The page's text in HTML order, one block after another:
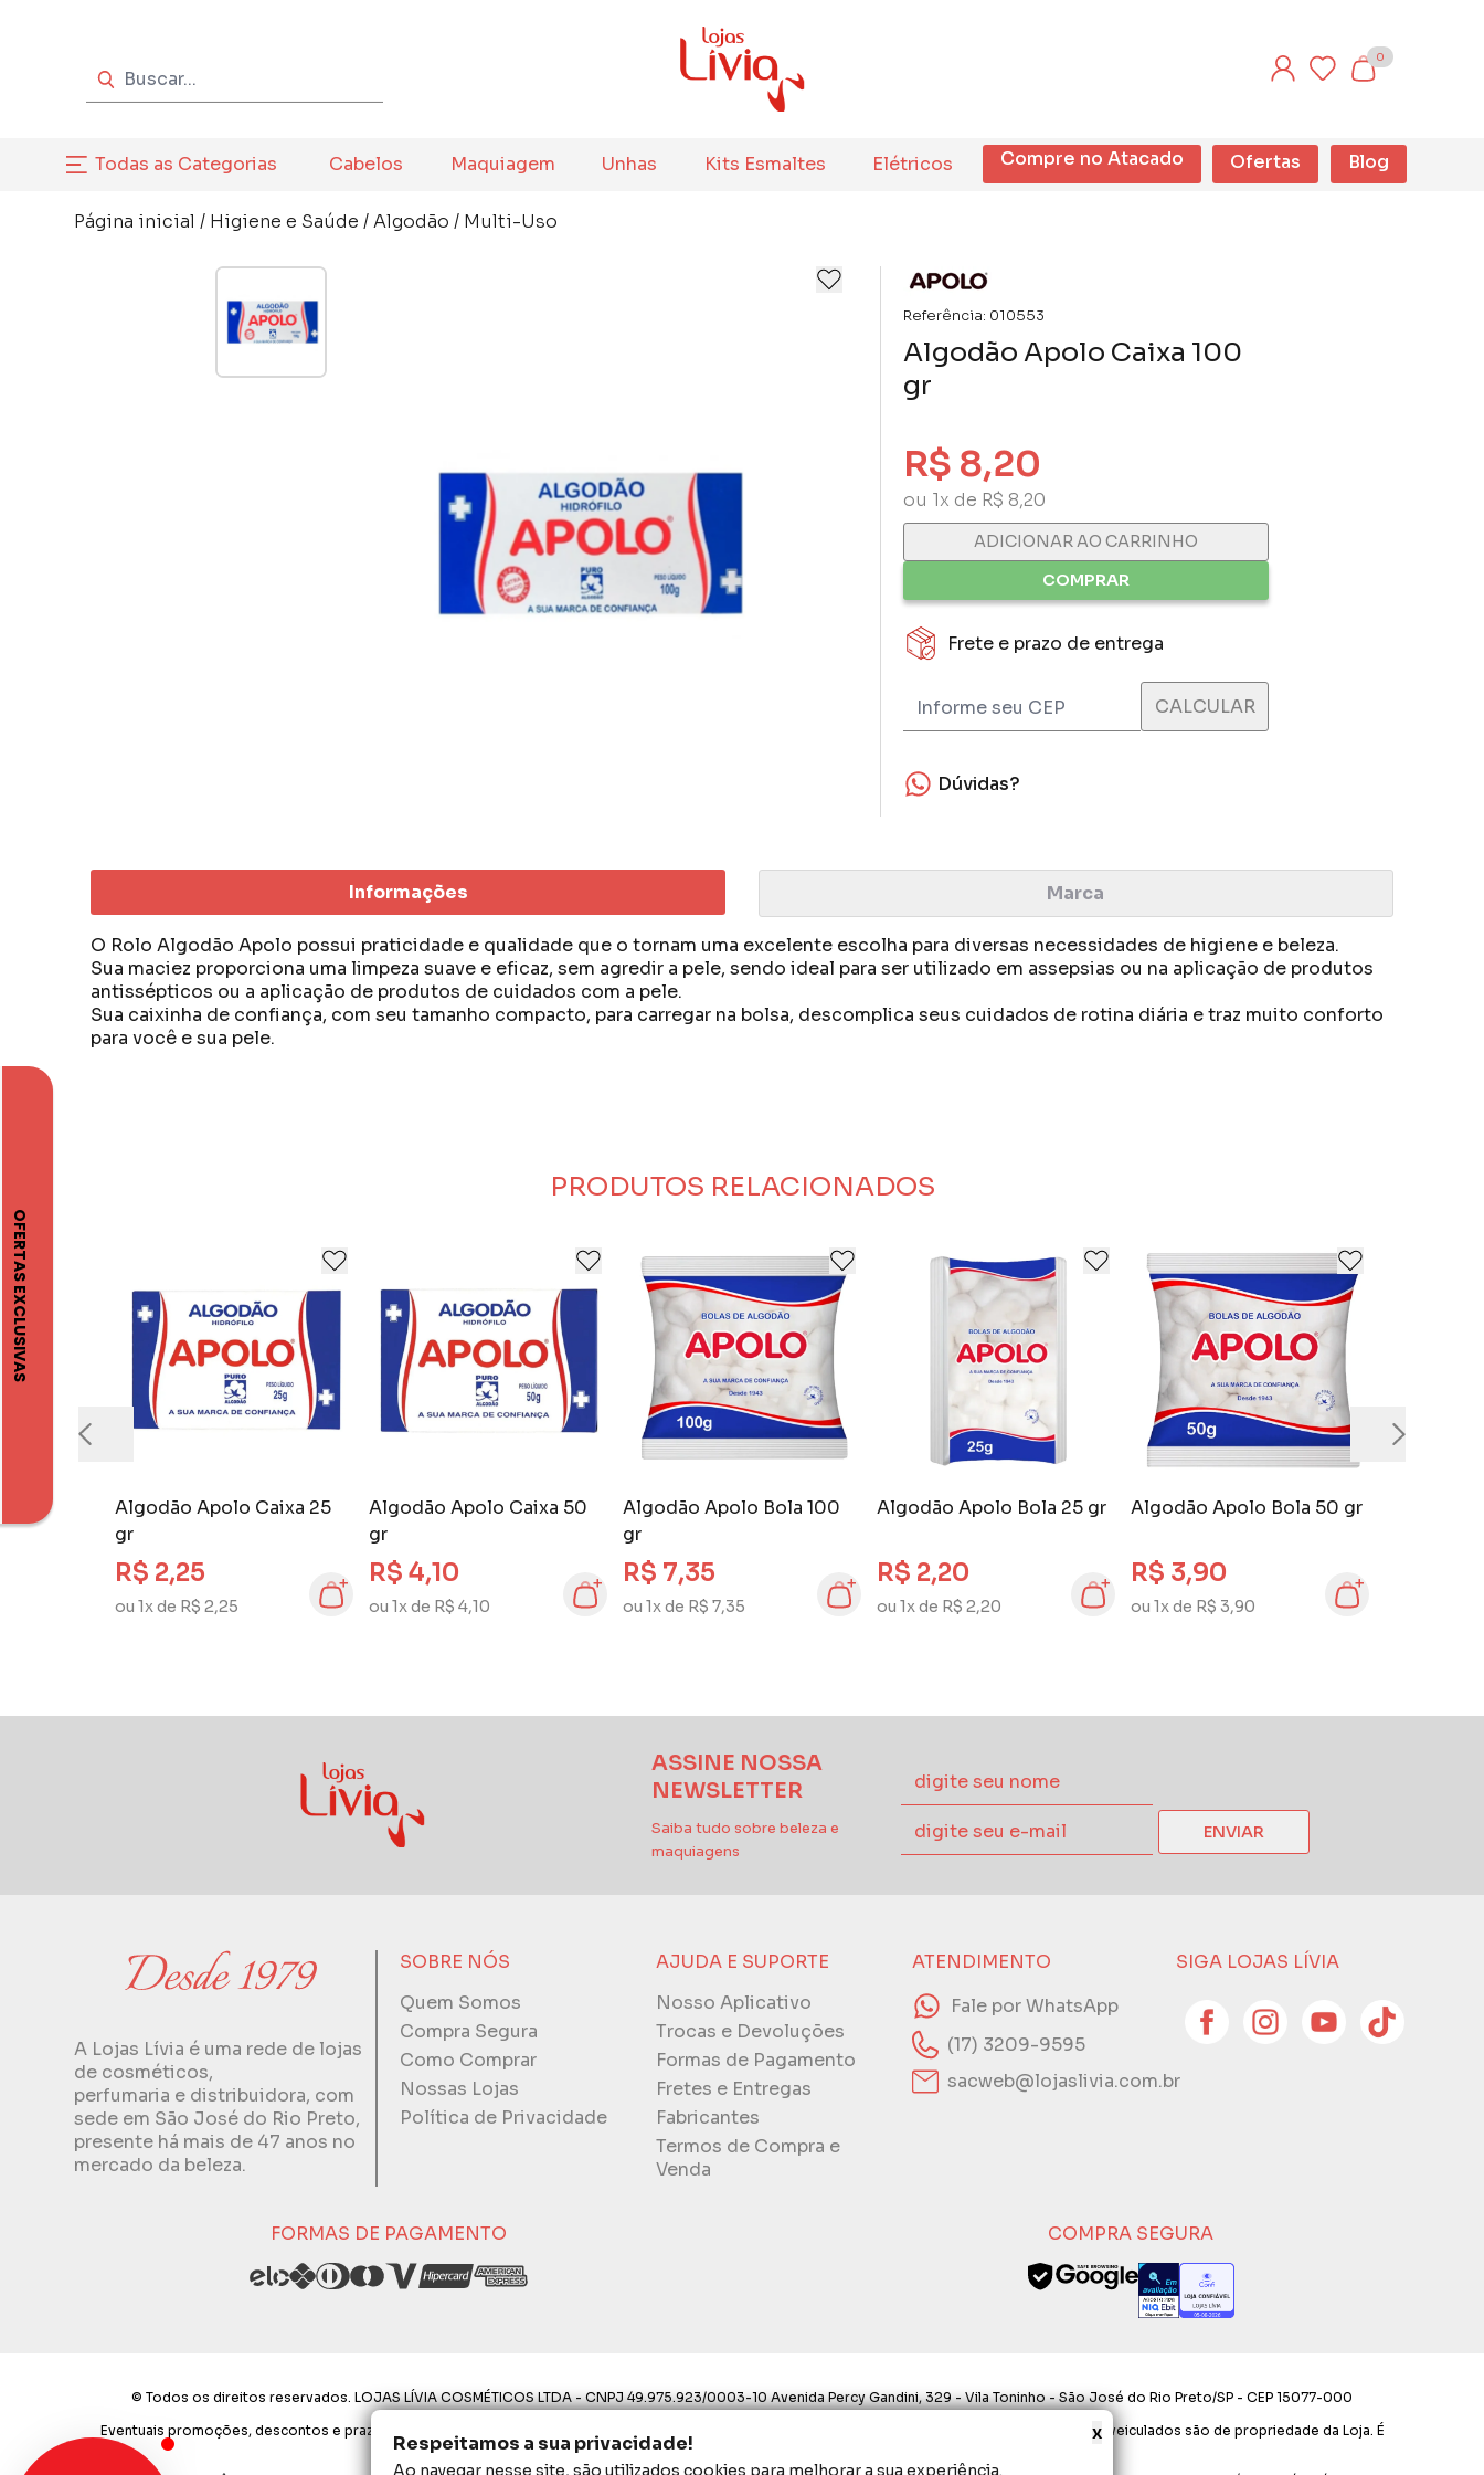
0
Todas as Categorias Cabelos Maquiagem Unhas Kits Esmaltes Elétricos Compre no Atacado Ofertas Blog
Respeitamos a sua privacidade!
Ao navegar nesse site, são utilizados cookies para melhorar a sua experiência.
x
Página inicial / Higiene e Saúde /Algodão / Multi-Uso
Referência: 010553
Algodão Apolo Caixa 100
gr
R$ 8,20
ou 1x de R$ 8,20
ADICIONAR AO CARRINHO
COMPRAR
Frete e prazo de entrega
Dúvidas?
Informações Marca
O Rolo Algodão Apolo possui praticidade e qualidade que o tornam uma excelente escolha para diversas necessidades de higiene e beleza.
Sua maciez proporciona uma limpeza suave e eficaz, sem agredir a pele, sendo ideal para ser utilizado em assepsias ou na aplicação de produtos
antissépticos ou a aplicação de produtos de cuidados com a pele.
Sua caixinha de confiança, com seu tamanho compacto, para carregar na bolsa, descomplica seus cuidados de rotina diária e traz muito conforto
para você e sua pele.
PRODUTOS RELACIONADOS
Algodão Apolo Caixa 25
gr
R$ 2,25
ou 1x de R$ 2,25
Algodão Apolo Caixa 50
gr
R$ 4,10
ou 1x de R$ 4,10
Algodão Apolo Bola 100
gr
R$ 7,35
ou 1x de R$ 7,35
Algodão Apolo Bola 25 gr
R$ 2,20
ou 1x de R$ 2,20
Algodão Apolo Bola 50 gr
R$ 3,90
ou 1x de R$ 3,90
ASSINE NOSSA
NEWSLETTER
Saiba tudo sobre beleza e
maquiagens
ENVIAR
A Lojas Lívia é uma rede de lojas
de cosméticos,
perfumaria e distribuidora, com
sede em São José do Rio Preto,
presente há mais de 47 anos no
mercado da beleza.
SOBRE NÓS
Quem Somos
Compra Segura
Como Comprar
Nossas Lojas
Política de Privacidade
AJUDA E SUPORTE
Nosso Aplicativo
Trocas e Devoluções
Formas de Pagamento
Fretes e Entregas
Fabricantes
Termos de Compra e
Venda
ATENDIMENTO
Fale por WhatsApp
(17) 3209-9595
sacweb@lojaslivia.com.br
SIGA LOJAS LÍVIA
FORMAS DE PAGAMENTO COMPRA SEGURA
© Todos os direitos reservados. LOJAS LÍVIA COSMÉTICOS LTDA - CNPJ 49.975.923/0003-10 Avenida Percy Gandini, 329 - Vila Toninho - São José do Rio Preto/SP - CEP 15077-000
Eventuais promoções, descontos e prazos de pagamento expostos aqui são válidos apenas para compras via internet. As fotos, textos e layout aqui veiculados são de propriedade da Loja. É
proibida a utilização total ou parcial sem nossa autorização.